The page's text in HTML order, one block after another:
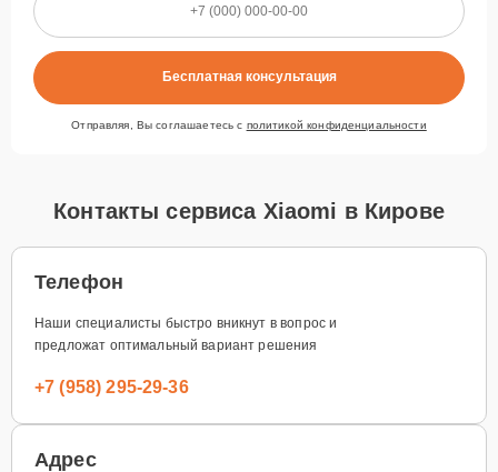
Бесплатная консультация
Отправляя, Вы соглашаетесь с политикой конфиденциальности
Контакты сервиса Xiaomi в Кирове
Телефон
Наши специалисты быстро вникнут в вопрос и
предложат оптимальный вариант решения
+7 (958) 295-29-36
Адрес